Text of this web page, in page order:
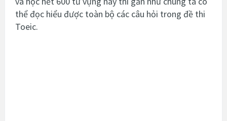
thể đọc hiểu được toàn bộ các câu hỏi trong đề thi
Toeic.